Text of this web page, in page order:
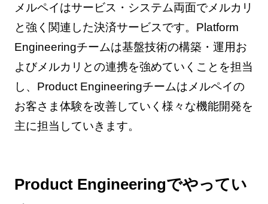
メルペイはサービス・システム両面でメルカリ
と強く関連した決済サービスです。Platform
Engineeringチームは基盤技術の構築・運用お
よびメルカリとの連携を強めていくことを担当
し、Product Engineeringチームはメルペイの
お客さま体験を改善していく様々な機能開発を
主に担当していきます。
Product Engineeringでやってい